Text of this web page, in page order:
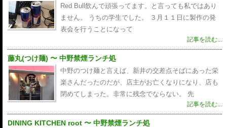
Red Bull飲んで頑張ってます。と言っても私ではあり
ません。 うちの学生でした。 ３月１１日に製作の発
表会を行うことになって
記事を読む...
藤丸(つけ麺) 〜 中野禁煙ランチ処
中野のつけ麺と言えば、新井の交差点そばにあった栄
楽さんだったのだが、店主がお亡くなりになり、店も
閉めてしまった。非常に残念でならない。 先
記事を読む...
DINING KITCHEN root 〜 中野禁煙ランチ処